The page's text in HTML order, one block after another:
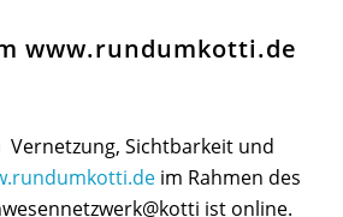
www.rundumkotti.de
Sichtbarkeit und
im Rahmen des
ist online.